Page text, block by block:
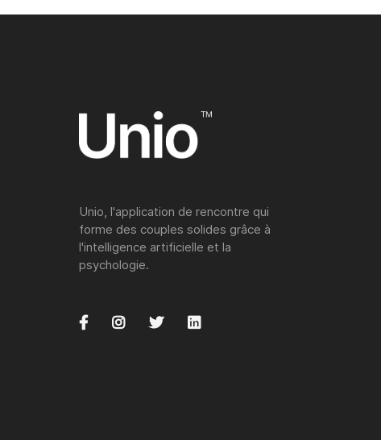
Unio, l'application de rencontre qui
forme des couples solides grâce à
l'intelligence artificielle et la
psychologie.
   